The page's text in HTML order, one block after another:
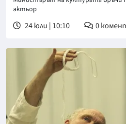
актьор
24 юли | 10:10 0